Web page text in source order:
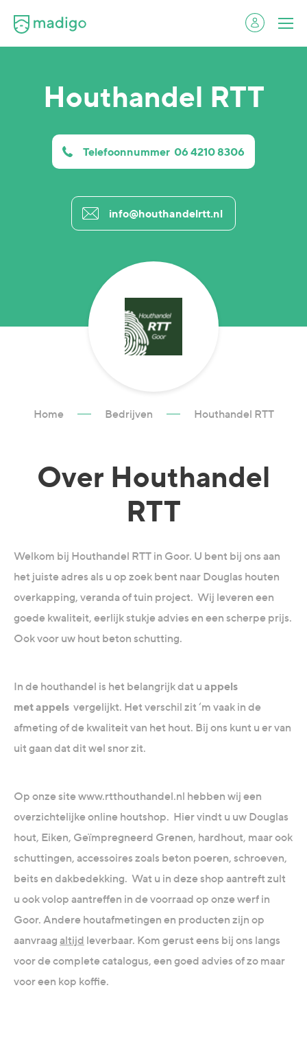
Houthandel RTT
Telefoonnummer 06 4210 8306
info@houthandelrtt.nl
Home Bedrijven Houthandel RTT
Over Houthandel
RTT
Welkom bij Houthandel RTT in Goor. U bent bij ons aan
het juiste adres als u op zoek bent naar Douglas houten
overkapping, veranda of tuin project. Wij leveren een
goede kwaliteit, eerlijk stukje advies en een scherpe prijs.
Ook voor uw hout beton schutting.
In de houthandel is het belangrijk dat u appels
met appels vergelijkt. Het verschil zit ‘m vaak in de
afmeting of de kwaliteit van het hout. Bij ons kunt u er van
uit gaan dat dit wel snor zit.
Op onze site www.rtthouthandel.nl hebben wij een
overzichtelijke online houtshop. Hier vindt u uw Douglas
hout, Eiken, Geïmpregneerd Grenen, hardhout, maar ook
schuttingen, accessoires zoals beton poeren, schroeven,
beits en dakbedekking. Wat u in deze shop aantreft zult
u ook volop aantreffen in de voorraad op onze werf in
Goor. Andere houtafmetingen en producten zijn op
aanvraag altijd leverbaar. Kom gerust eens bij ons langs
voor de complete catalogus, een goed advies of zo maar
voor een kop koffie.